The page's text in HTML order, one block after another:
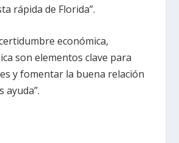
rápida de Florida”.
económica,
son elementos clave para
y fomentar la buena relación
ayuda”.